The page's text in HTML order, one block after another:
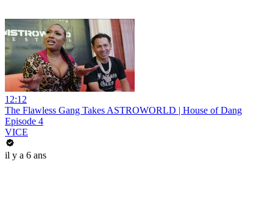
12:12
The Flawless Gang Takes ASTROWORLD | House of Dang
Episode 4
VICE
il y a 6 ans